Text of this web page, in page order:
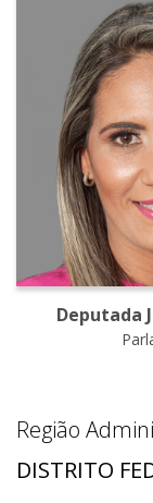
Deputada
Região
DISTRITO